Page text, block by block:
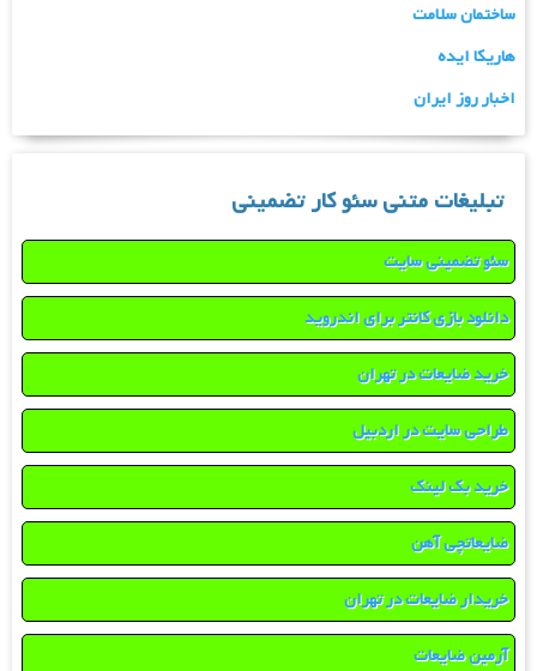
ساختمان سلامت
هاریکا ایده
اخبار روز ایران
تبلیغات متنی سئو کار تضمینی
سئو تضمینی سایت
دانلود بازی کانتر برای اندروید
خرید ضایعات در تهران
طراحی سایت در اردبیل
خرید بک لینک
ضایعاتچی آهن
خریدار ضایعات در تهران
آرمین ضایعات